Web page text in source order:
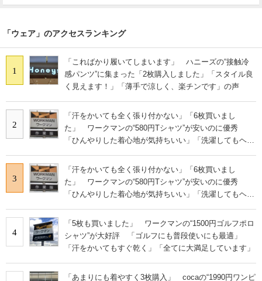
「ウェア」のアクセスランキング
1
「こればかり履いてしまいます」 ハニーズの“接触冷
感パンツ”に集まった「2枚購入しました」「スタイル良
く見えます！」「薄手で涼しく、楽チンです」の声
2
「汗をかいても全く張り付かない」「6枚買いまし
た」 ワークマンの“580円Tシャツ”が安いのに優秀
「ひんやりした着心地が気持ちいい」「洗濯してもヘタ
3
「汗をかいても全く張り付かない」「6枚買いまし
た」 ワークマンの“580円Tシャツ”が安いのに優秀
「ひんやりした着心地が気持ちいい」「洗濯してもヘタ
4
「5枚も買いました」 ワークマンの“1500円ゴルフポロ
シャツ”が大好評 「ゴルフにも普段使いにも最適」
「汗をかいてもすぐ乾く」「全てに大満足しています」
「あまりにも着やすく3枚購入」 cocaの“1990円ワンピ